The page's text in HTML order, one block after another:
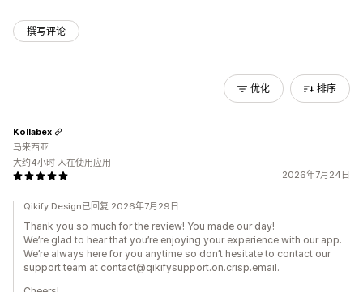
撰写评论
优化 排序
2026年7月24日
Kollabex
马来西亚
大约4小时 人在使用应用
Qikify Design已回复 2026年7月29日
Thank you so much for the review! You made our day!
We’re glad to hear that you’re enjoying your experience with our app.
We’re always here for you anytime so don’t hesitate to contact our
support team at contact@qikifysupport.on.crisp.email.